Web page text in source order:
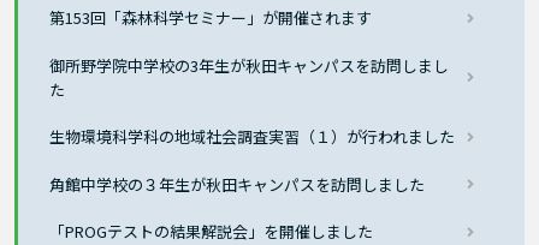
第153回「森林科学セミナー」が開催されます
御所野学院中学校の3年生が秋田キャンパスを訪問しまし
た
生物環境科学科の地域社会調査実習（１）が行われました
角館中学校の３年生が秋田キャンパスを訪問しました
「PROGテストの結果解説会」を開催しました